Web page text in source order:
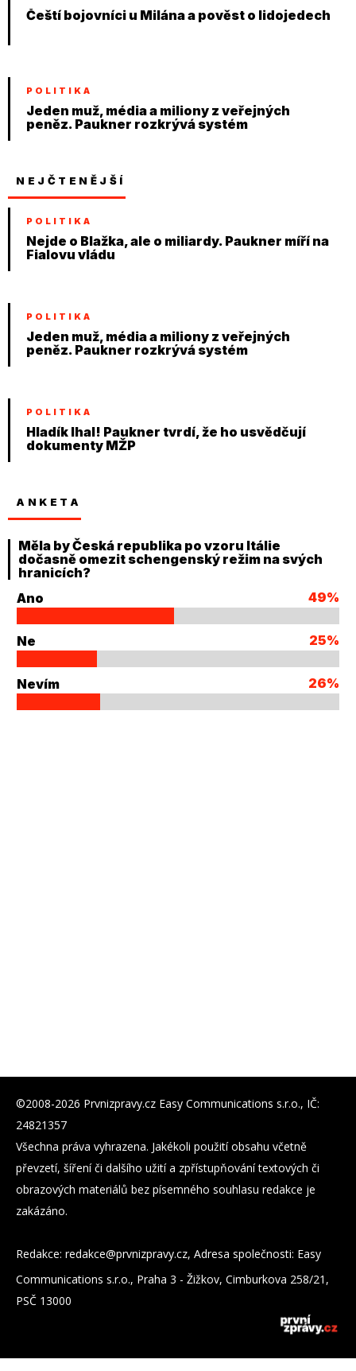
Čeští bojovníci u Milána a pověst o lidojedech
POLITIKA
Jeden muž, média a miliony z veřejných
peněz. Paukner rozkrývá systém
NEJČTENĚJŠÍ
POLITIKA
Nejde o Blažka, ale o miliardy. Paukner míří na
Fialovu vládu
POLITIKA
Jeden muž, média a miliony z veřejných
peněz. Paukner rozkrývá systém
POLITIKA
Hladík lhal! Paukner tvrdí, že ho usvědčují
dokumenty MŽP
ANKETA
Měla by Česká republika po vzoru Itálie
dočasně omezit schengenský režim na svých
hranicích?
Ano
49%
Ne 25%
Nevím 26%
©2008-2026 Prvnizpravy.cz Easy Communications s.r.o., IČ:
24821357
Všechna práva vyhrazena. Jakékoli použití obsahu včetně
převzetí, šíření či dalšího užití a zpřístupňování textových či
obrazových materiálů bez písemného souhlasu redakce je
zakázáno.
Redakce: zc.yvarpzinvrp@eckader, Adresa společnosti: Easy
Communications s.r.o., Praha 3 - Žižkov, Cimburkova 258/21,
PSČ 13000